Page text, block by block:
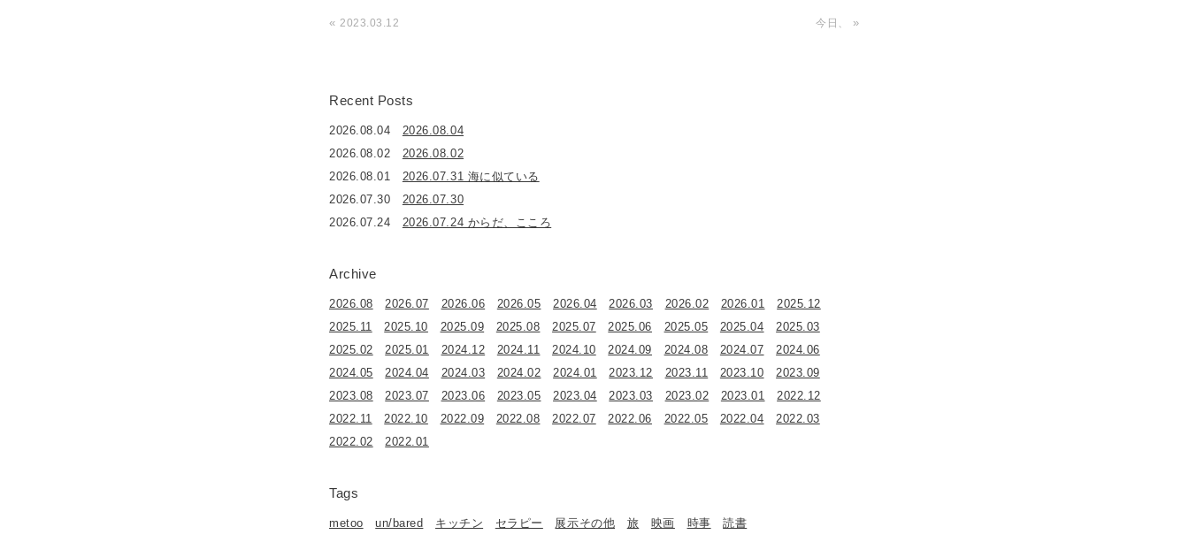
« 2023.03.12 今日、 »
Recent Posts
2026.08.04
2026.08.04
2026.08.02
2026.08.02
2026.08.01
2026.07.31 海に似ている
2026.07.30
2026.07.30
2026.07.24
2026.07.24 からだ、こころ
Archive
2026.08 2026.07 2026.06 2026.05 2026.04 2026.03 2026.02 2026.01
2025.12
2025.11
2025.10 2025.09 2025.08 2025.07 2025.06 2025.05 2025.04
2025.03
2025.02
2025.01 2024.12 2024.11 2024.10 2024.09 2024.08 2024.07
2024.06
2024.05
2024.04 2024.03 2024.02 2024.01 2023.12 2023.11 2023.10
2023.09
2023.08
2023.07 2023.06 2023.05 2023.04 2023.03 2023.02 2023.01
2022.12
2022.11
2022.10 2022.09 2022.08 2022.07 2022.06 2022.05 2022.04
2022.03
2022.02
2022.01
Tags
metoo un/bared キッチン セラピー 展示その他 旅 映画 時事 読書